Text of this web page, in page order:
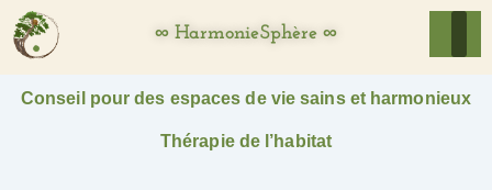
∞ HarmonieSphère ∞
Conseil pour des espaces de vie sains et harmonieux
Thérapie de l’habitat